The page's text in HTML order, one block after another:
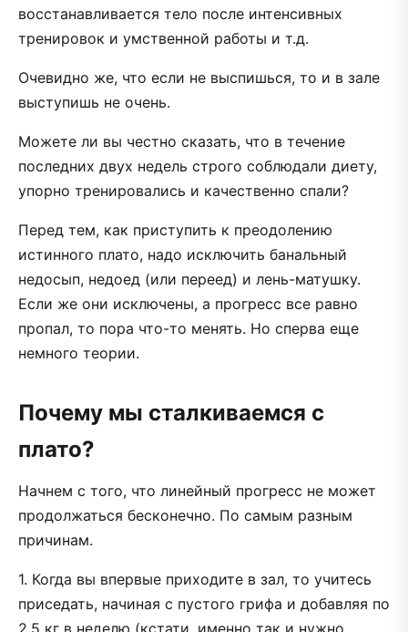
восстанавливается тело после интенсивных
тренировок и умственной работы и т.д.
Очевидно же, что если не выспишься, то и в зале
выступишь не очень.
Можете ли вы честно сказать, что в течение
последних двух недель строго соблюдали диету,
упорно тренировались и качественно спали?
Перед тем, как приступить к преодолению
истинного плато, надо исключить банальный
недосып, недоед (или переед) и лень-матушку.
Если же они исключены, а прогресс все равно
пропал, то пора что-то менять. Но сперва еще
немного теории.
Почему мы сталкиваемся с
плато?
Начнем с того, что линейный прогресс не может
продолжаться бесконечно. По самым разным
причинам.
1. Когда вы впервые приходите в зал, то учитесь
приседать, начиная с пустого грифа и добавляя по